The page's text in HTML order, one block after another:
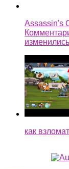
Assassin's
как